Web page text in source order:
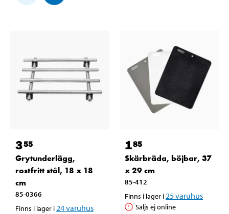
355
Grytunderlägg,
rostfritt stål, 18 x 18
cm
85-0366
Finns i lager i 24varuhus
185
Skärbräda, böjbar, 37
x 29 cm
85-412
Finns i lager i 25varuhus
Säljs ej online